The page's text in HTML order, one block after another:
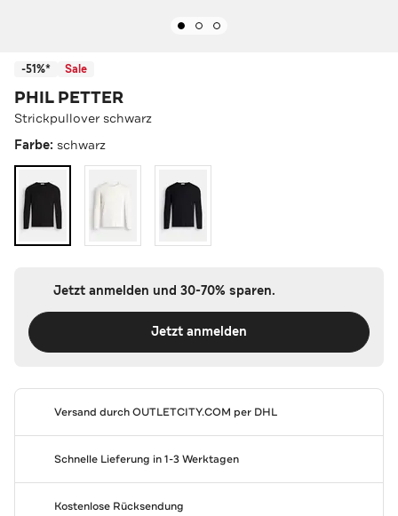
-51%* Sale
PHIL PETTER
Strickpullover schwarz
Farbe: schwarz
Jetzt anmelden und 30-70% sparen.
Jetzt anmelden
Versand durchOUTLETCITY.COM per DHL
Schnelle Lieferung in 1-3 Werktagen
Kostenlose Rücksendung